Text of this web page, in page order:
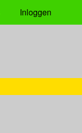
Inloggen